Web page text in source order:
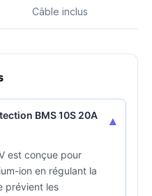
Câble inclus
BMS 10S 20A
▾
est conçue pour
ion en régulant la
prévient les